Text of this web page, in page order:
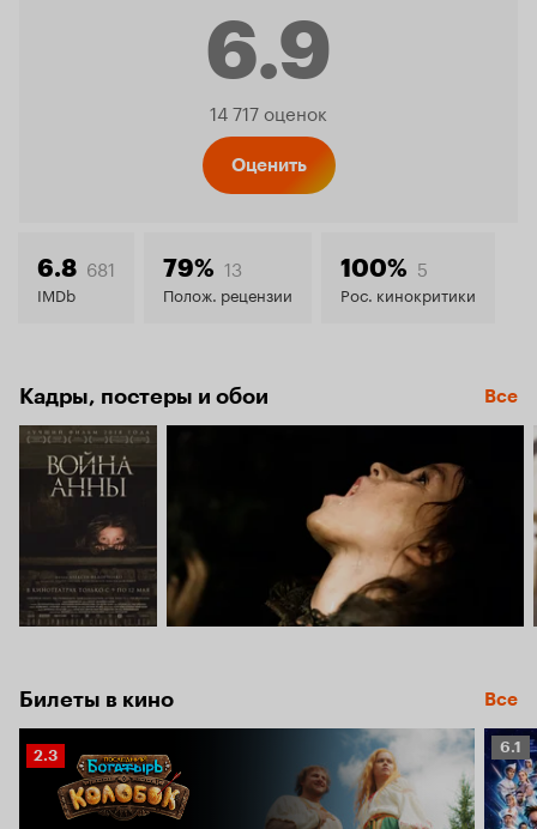
6.9
Рейтинг
6.9
14 717 оценок
Оценить
6.8 681
IMDb
79% 13
Полож. рецензии
100% 5
Рос. кинокритики
Кадры, постеры и обои Все
Билеты в кино Все
Рейтинг
Кинопоиска
2.3
6.1
6.1